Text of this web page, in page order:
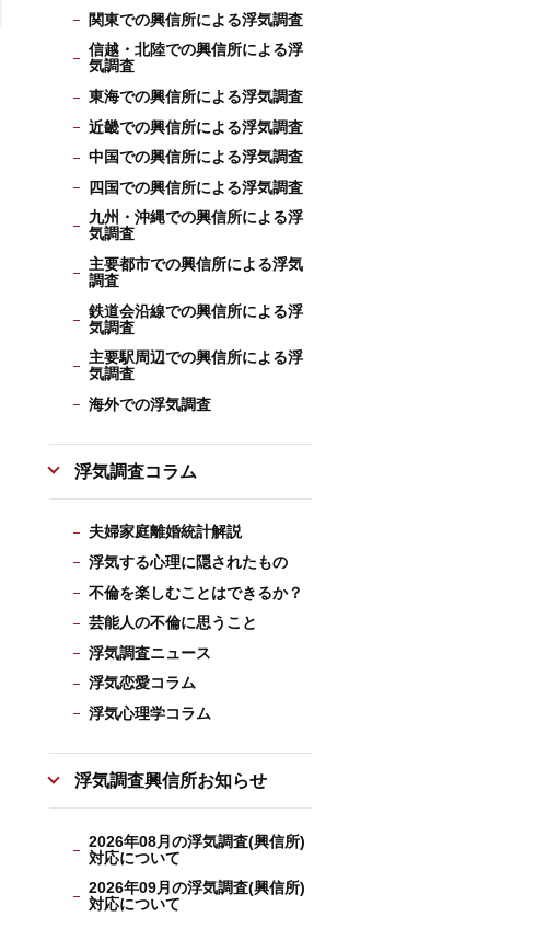
関東での興信所による浮気調査
信越・北陸での興信所による浮
気調査
東海での興信所による浮気調査
近畿での興信所による浮気調査
中国での興信所による浮気調査
四国での興信所による浮気調査
九州・沖縄での興信所による浮
気調査
主要都市での興信所による浮気
調査
鉄道会沿線での興信所による浮
気調査
主要駅周辺での興信所による浮
気調査
海外での浮気調査
浮気調査コラム
夫婦家庭離婚統計解説
浮気する心理に隠されたもの
不倫を楽しむことはできるか？
芸能人の不倫に思うこと
浮気調査ニュース
浮気恋愛コラム
浮気心理学コラム
浮気調査興信所お知らせ
2026年08月の浮気調査(興信所)
対応について
2026年09月の浮気調査(興信所)
対応について